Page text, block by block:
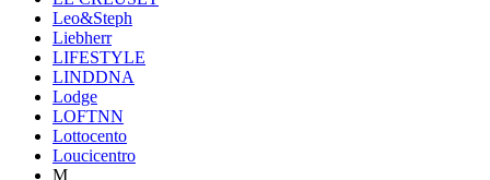
Leo&Steph
Liebherr
LIFESTYLE
LINDDNA
Lodge
LOFTNN
Lottocento
Loucicentro
M